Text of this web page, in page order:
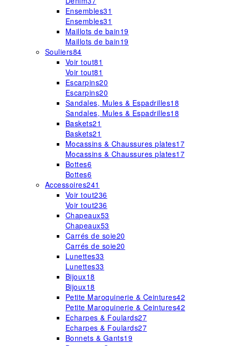
Ensembles31
Ensembles31
Maillots de bain19
Maillots de bain19
Souliers84
Voir tout81
Voir tout81
Escarpins20
Escarpins20
Sandales, Mules & Espadrilles18
Sandales, Mules & Espadrilles18
Baskets21
Baskets21
Mocassins & Chaussures plates17
Mocassins & Chaussures plates17
Bottes6
Bottes6
Accessoires241
Voir tout236
Voir tout236
Chapeaux53
Chapeaux53
Carrés de soie20
Carrés de soie20
Lunettes33
Lunettes33
Bijoux18
Bijoux18
Petite Maroquinerie & Ceintures42
Petite Maroquinerie & Ceintures42
Echarpes & Foulards27
Echarpes & Foulards27
Bonnets & Gants19